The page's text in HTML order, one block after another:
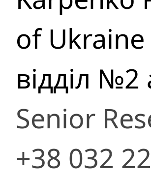
of Ukraine
відділ №2
Senior
+38 032